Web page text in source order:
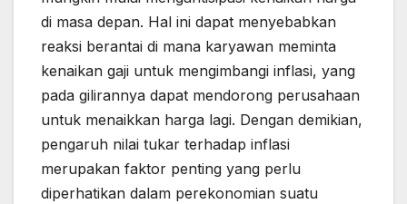
di masa depan. Hal ini dapat menyebabkan
reaksi berantai di mana karyawan meminta
kenaikan gaji untuk mengimbangi inflasi, yang
pada gilirannya dapat mendorong perusahaan
untuk menaikkan harga lagi. Dengan demikian,
pengaruh nilai tukar terhadap inflasi
merupakan faktor penting yang perlu
diperhatikan dalam perekonomian suatu